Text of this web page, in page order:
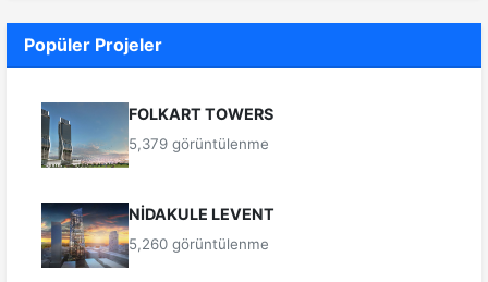
Popüler Projeler
FOLKART TOWERS
5,379 görüntülenme
NİDAKULE LEVENT
5,260 görüntülenme